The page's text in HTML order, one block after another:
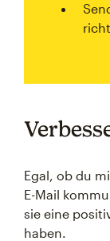
Egal, ob du
E-Mail
sie eine
haben.